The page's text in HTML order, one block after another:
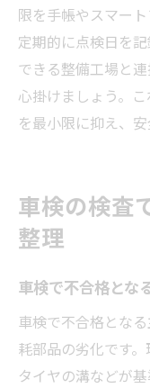
限を手帳やスマー
定期的に点検日を
できる整備工場と
心掛けましょう。
を最小限に抑え、
車検の検査
整理
車検で不合格とな
車検で不合格とな
耗部品の劣化です。
タイヤの溝などが